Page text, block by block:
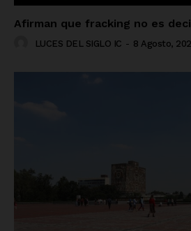
Afirman que fracking no es
LUCES DEL SIGLO IC - 8 Agosto,